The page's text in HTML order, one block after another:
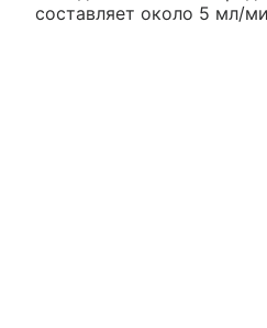
составляет около 5 мл/